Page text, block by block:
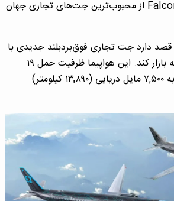
Falcon 900 و Falcon 2000 از محبوب‌ترین جت‌های تجاری جهان
قصد دارد جت تجاری فوق‌بردبلند جدیدی با
نام Falcon 10X را روانه بازار کند. این هواپیما ظرفیت حمل ۱۹
مسافر را دارد و برد آن به ۷,۵۰۰ مایل دریایی (۱۳٬۸۹۰ کیلومتر)